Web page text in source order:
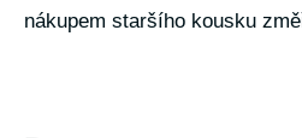
nákupem staršího kousku